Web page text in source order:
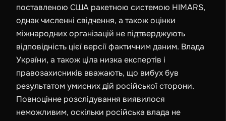
поставленою США ракетною системою HIMARS,
однак численні свідчення, а також оцінки
міжнародних організацій не підтверджують
відповідність цієї версії фактичним даним. Влада
України, а також ціла низка експертів і
правозахисників вважають, що вибух був
результатом умисних дій російської сторони.
Повноцінне розслідування виявилося
неможливим, оскільки російська влада не